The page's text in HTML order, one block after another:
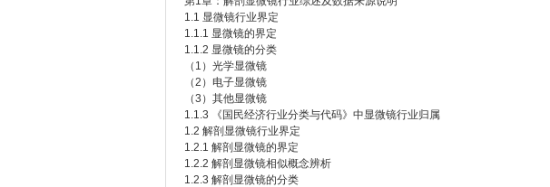
1.1 显微镜行业界定
1.1.1 显微镜的界定
1.1.2 显微镜的分类
（1）光学显微镜
（2）电子显微镜
（3）其他显微镜
1.1.3 《国民经济行业分类与代码》中显微镜行业归属
1.2 解剖显微镜行业界定
1.2.1 解剖显微镜的界定
1.2.2 解剖显微镜相似概念辨析
1.2.3 解剖显微镜的分类